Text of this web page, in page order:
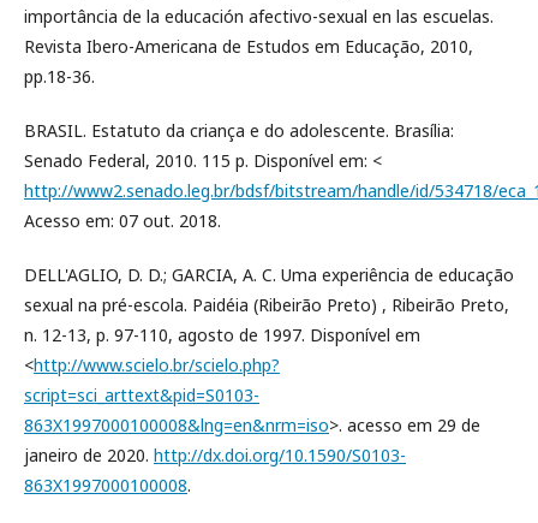
importância de la educación afectivo-sexual en las escuelas.
Revista Ibero-Americana de Estudos em Educação, 2010,
pp.18-36.
BRASIL. Estatuto da criança e do adolescente. Brasília:
Senado Federal, 2010. 115 p. Disponível em: <
http://www2.senado.leg.br/bdsf/bitstream/handle/id/534718/
Acesso em: 07 out. 2018.
DELL'AGLIO, D. D.; GARCIA, A. C. Uma experiência de educação
sexual na pré-escola. Paidéia (Ribeirão Preto) , Ribeirão Preto,
n. 12-13, p. 97-110, agosto de 1997. Disponível em
<http://www.scielo.br/scielo.php?
script=sci_arttext&pid=S0103-
863X1997000100008&lng=en&nrm=iso>. acesso em 29 de
janeiro de 2020. http://dx.doi.org/10.1590/S0103-
863X1997000100008.